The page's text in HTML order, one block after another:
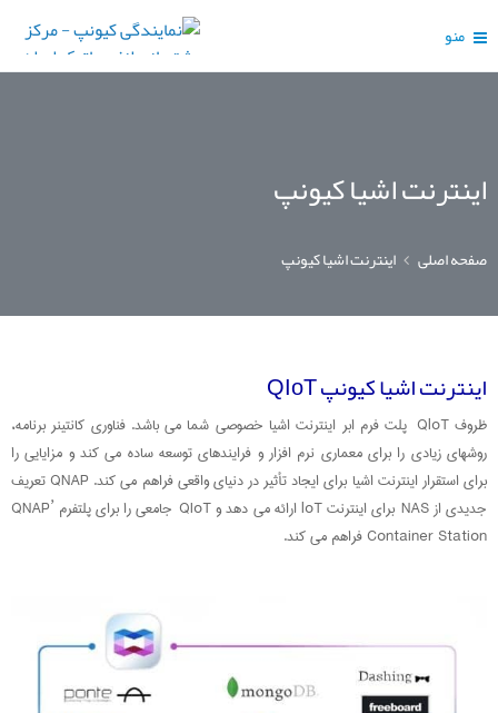
منو
اینترنت اشیا کیونپ
صفحه اصلی اینترنت اشیا کیونپ
اینترنت اشیا کیونپ QIoT
ظروف QloT پلت فرم ابر اینترنت اشیا خصوصی شما می باشد. فناوری کانتینر برنامه،
روشهای زیادی را برای معماری نرم افزار و فرایندهای توسعه ساده می کند و مزایایی را
برای استقرار اینترنت اشیا برای ایجاد تأثیر در دنیای واقعی فراهم می کند. QNAP تعریف
جدیدی از NAS برای اینترنت loT ارائه می دهد و QIoT جامعی را برای پلتفرم QNAP’
Container Station فراهم می کند.